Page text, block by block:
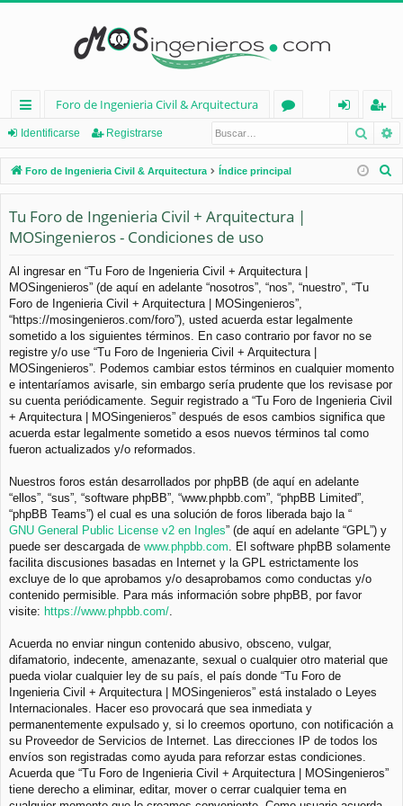
nl
ac
es
rá
pi
d
os
Foro de Ingenieria Civil & Arquitectura
os
nt
ifi
eg
ist
ra
Identificarse Registrarse
Foro de Ingenieria Civil & Arquitectura Índice principal
Tu Foro de Ingenieria Civil + Arquitectura |
MOSingenieros - Condiciones de uso
Al ingresar en “Tu Foro de Ingenieria Civil + Arquitectura |
MOSingenieros” (de aquí en adelante “nosotros”, “nos”, “nuestro”, “Tu
Foro de Ingenieria Civil + Arquitectura | MOSingenieros”,
“https://mosingenieros.com/foro”), usted acuerda estar legalmente
sometido a los siguientes términos. En caso contrario por favor no se
registre y/o use “Tu Foro de Ingenieria Civil + Arquitectura |
MOSingenieros”. Podemos cambiar estos términos en cualquier momento
e intentaríamos avisarle, sin embargo sería prudente que los revisase por
su cuenta periódicamente. Seguir registrado a “Tu Foro de Ingenieria Civil
+ Arquitectura | MOSingenieros” después de esos cambios significa que
acuerda estar legalmente sometido a esos nuevos términos tal como
fueron actualizados y/o reformados.
Nuestros foros están desarrollados por phpBB (de aquí en adelante
“ellos”, “sus”, “software phpBB”, “www.phpbb.com”, “phpBB Limited”,
“phpBB Teams”) el cual es una solución de foros liberada bajo la “
GNU General Public License v2 en Ingles” (de aquí en adelante “GPL”) y
puede ser descargada de www.phpbb.com . El software phpBB solamente
facilita discusiones basadas en Internet y la GPL estrictamente los
excluye de lo que aprobamos y/o desaprobamos como conductas y/o
contenido permisible. Para más información sobre phpBB, por favor
visite: https://www.phpbb.com/
Acuerda no enviar ningun contenido abusivo, obsceno, vulgar,
difamatorio, indecente, amenazante, sexual o cualquier otro material que
pueda violar cualquier ley de su país, el país donde “Tu Foro de
Ingenieria Civil + Arquitectura | MOSingenieros” está instalado o Leyes
Internacionales. Hacer eso provocará que sea inmediata y
permanentemente expulsado y, si lo creemos oportuno, con notificación a
su Proveedor de Servicios de Internet. Las direcciones IP de todos los
envíos son registradas como ayuda para reforzar estas condiciones.
Acuerda que “Tu Foro de Ingenieria Civil + Arquitectura | MOSingenieros”
tiene derecho a eliminar, editar, mover o cerrar cualquier tema en